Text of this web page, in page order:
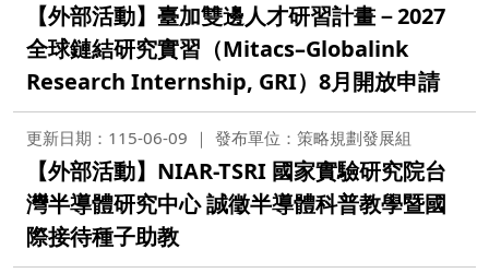
【外部活動】臺加雙邊人才研習計畫－2027
全球鏈結研究實習（Mitacs–Globalink
Research Internship, GRI）8月開放申請
更新日期：115-06-09 發布單位：策略規劃發展組
【外部活動】NIAR-TSRI 國家實驗研究院台
灣半導體研究中心 誠徵半導體科普教學暨國
際接待種子助教